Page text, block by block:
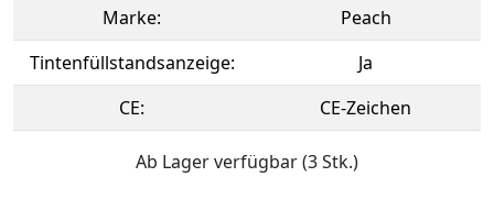
Marke:
Peach
Tintenfüllstandsanzeige:
Ja
CE:
CE-Zeichen
Ab Lager verfügbar (3 Stk.)